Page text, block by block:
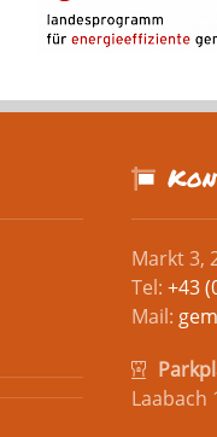
Markt 3,
Tel:+43
Mail:
Laabach